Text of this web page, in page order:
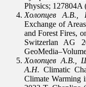
Physics; 127804A
Холопцев
А.В.,
Exchange of
and Forest Fires,
Switzerlan AG
Холопцев А.В.,
А.Н. Climatic
Climate Warming